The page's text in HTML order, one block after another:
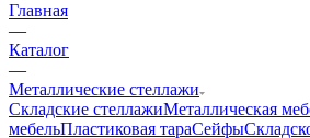
Главная
—
Каталог
—
Металлические стеллажи
Складские стеллажиМеталлическая
мебельПластиковая тараСейфы